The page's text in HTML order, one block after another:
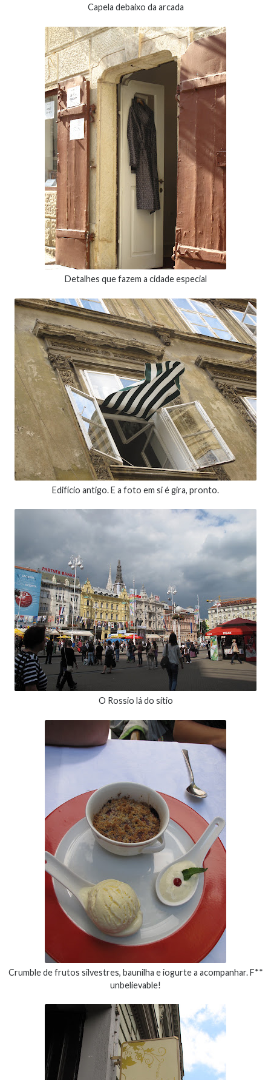
Capela debaixo da arcada
Detalhes que fazem a cidade especial
Edifício antigo. E a foto em si é gira, pronto.
O Rossio lá do sítio
Crumble de frutos silvestres, baunilha e iogurte a acompanhar. F**
unbelievable!